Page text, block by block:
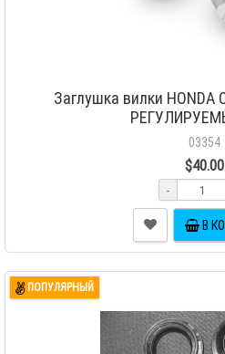
Заглушка вилки
03354
$40.00
-
В
ПОПУЛЯРНЫЙ